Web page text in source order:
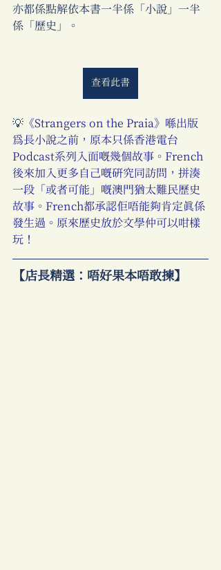
亦都係點解依本書一半係「小說」一半
係「歷史」。
查看此書
💡 《Strangers on the Praia》喺出版
為長小說之前，原本只係香港電台
Podcast系列入面嘅幾個故事。French
後來加入更多自己嘅研究同訪問，拼湊
一段「或者可能」嘅澳門猶太難民歷史
故事。French都承認佢唔能夠肯定真係
發生過。原來歷史放於文學仲可以咁樣
玩！
【店長精選：唔好果本唔敢揀】